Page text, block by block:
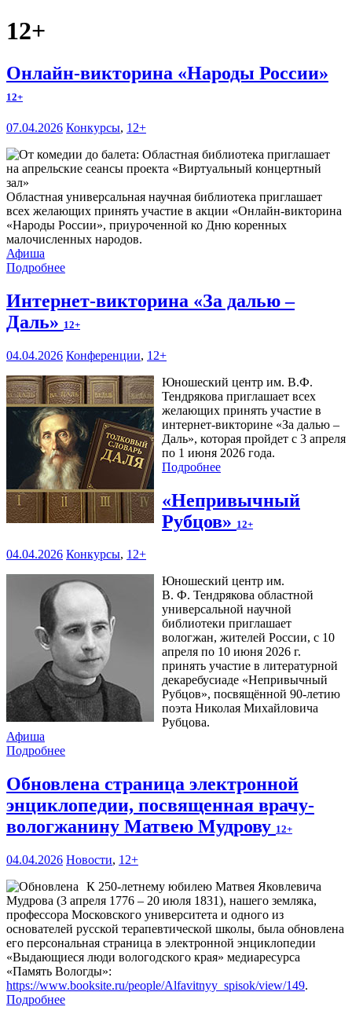
12+
Онлайн-викторина «Народы России»
12+
07.04.2026 Конкурсы, 12+
Областная универсальная научная библиотека приглашает
всех желающих принять участие в акции «Онлайн-викторина
«Народы России», приуроченной ко Дню коренных
малочисленных народов.
Афиша
Подробнее
Интернет-викторина «За далью –
Даль» 12+
04.04.2026 Конференции, 12+
Юношеский центр им. В.Ф.
Тендрякова приглашает всех
желающих принять участие в
интернет-викторине «За далью –
Даль», которая пройдет с 3 апреля
по 1 июня 2026 года.
Подробнее
«Непривычный
Рубцов» 12+
04.04.2026 Конкурсы, 12+
Юношеский центр им.
В. Ф. Тендрякова областной
универсальной научной
библиотеки приглашает
вологжан, жителей России, с 10
апреля по 10 июня 2026 г.
принять участие в литературной
декаребусиаде «Непривычный
Рубцов», посвящённой 90-летию
поэта Николая Михайловича
Рубцова.
Афиша
Подробнее
Обновлена страница электронной
энциклопедии, посвященная врачу-
вологжанину Матвею Мудрову 12+
04.04.2026 Новости, 12+
К 250-летнему юбилею Матвея Яковлевича
Мудрова (3 апреля 1776 – 20 июля 1831), нашего земляка,
профессора Московского университета и одного из
основателей русской терапевтической школы, была обновлена
его персональная страница в электронной энциклопедии
«Выдающиеся люди вологодского края» медиаресурса
«Память Вологды»:
https://www.booksite.ru/people/Alfavitnyy_spisok/view/149.
Подробнее